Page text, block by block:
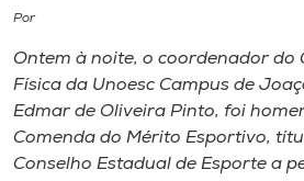
Cultura
CPA
Biblioteca
Por
Ontem à noite, o coordenador do
Física da Unoesc Campus de
Edmar de Oliveira Pinto, foi
Comenda do Mérito Esportivo,
Conselho Estadual de Esporte a